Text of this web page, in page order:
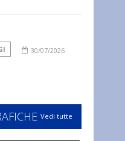
30/07/2026
Vedi tutte